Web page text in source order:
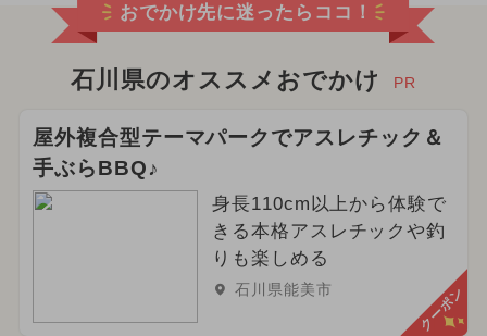
おでかけ先に迷ったらココ！
石川県のオススメおでかけ PR
屋外複合型テーマパークでアスレチック＆
手ぶらBBQ♪
身長110cm以上から体験で
きる本格アスレチックや釣
りも楽しめる
石川県能美市 クーポン